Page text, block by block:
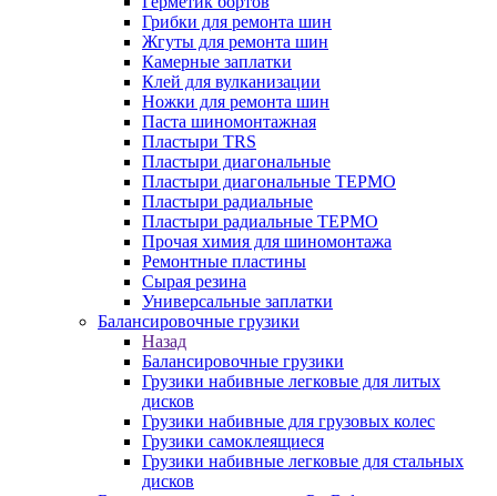
Грибки для ремонта шин
Жгуты для ремонта шин
Камерные заплатки
Клей для вулканизации
Ножки для ремонта шин
Паста шиномонтажная
Пластыри TRS
Пластыри диагональные
Пластыри диагональные ТЕРМО
Пластыри радиальные
Пластыри радиальные ТЕРМО
Прочая химия для шиномонтажа
Ремонтные пластины
Сырая резина
Универсальные заплатки
Балансировочные грузики
Назад
Балансировочные грузики
Грузики набивные легковые для литых
дисков
Грузики набивные для грузовых колес
Грузики самоклеящиеся
Грузики набивные легковые для стальных
дисков